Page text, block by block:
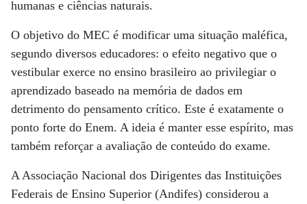
humanas e ciências naturais.
O objetivo do MEC é modificar uma situação maléfica,
segundo diversos educadores: o efeito negativo que o
vestibular exerce no ensino brasileiro ao privilegiar o
aprendizado baseado na memória de dados em
detrimento do pensamento crítico. Este é exatamente o
ponto forte do Enem. A ideia é manter esse espírito, mas
também reforçar a avaliação de conteúdo do exame.
A Associação Nacional dos Dirigentes das Instituições
Federais de Ensino Superior (Andifes) considerou a